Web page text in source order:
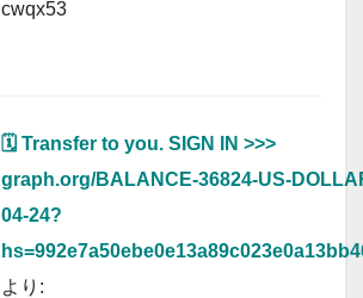
cwqx53
🗓 Transfer to you. SIGN IN >>>
graph.org/BALANCE-36824-US-
04-24?
より: